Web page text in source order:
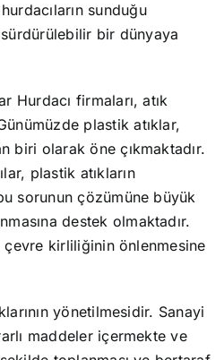
sunduğu
bir dünyaya
Hurdacı firmaları, atık
plastik atıklar,
biri olarak öne çıkmaktadır.
plastik atıkların
sorunun çözümüne büyük
destek olmaktadır.
çevre kirliliğinin önlenmesine
yönetilmesidir. Sanayi
maddeler içermekte ve